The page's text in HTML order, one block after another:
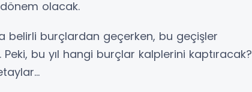
olacak.
belirli burçlardan geçerken, bu geçişler
bu yıl hangi burçlar kalplerini kaptıracak?